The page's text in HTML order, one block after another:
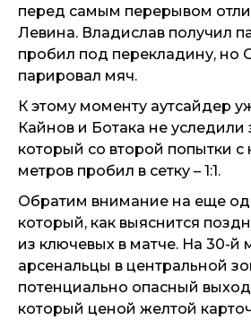
перед самым перерывом
Левина. Владислав получил
пробил под перекладину, но
парировал мяч.
К этому моменту аутсайдер
Кайнов и Ботака не
который со второй попытки с
метров пробил в сетку – 1:1.
Обратим внимание на еще
который, как выяснится
из ключевых в матче. На 30-й
арсенальцы в центральной
потенциально опасный
который ценой желтой